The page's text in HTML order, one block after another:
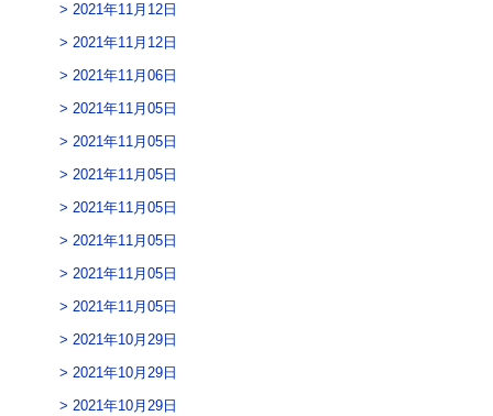
2021年11月12日
2021年11月12日
2021年11月06日
2021年11月05日
2021年11月05日
2021年11月05日
2021年11月05日
2021年11月05日
2021年11月05日
2021年11月05日
2021年10月29日
2021年10月29日
2021年10月29日